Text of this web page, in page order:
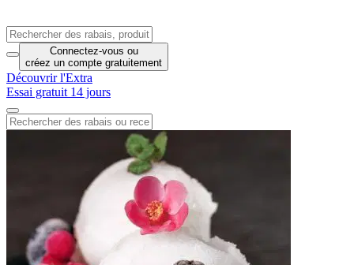
Connectez-vous ou
créez un compte gratuitement
Découvrir l'Extra
Essai gratuit 14 jours